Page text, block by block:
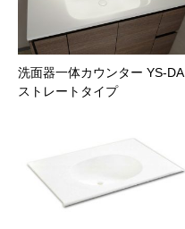
洗面器一体カウンター YS-DA
ストレートタイプ